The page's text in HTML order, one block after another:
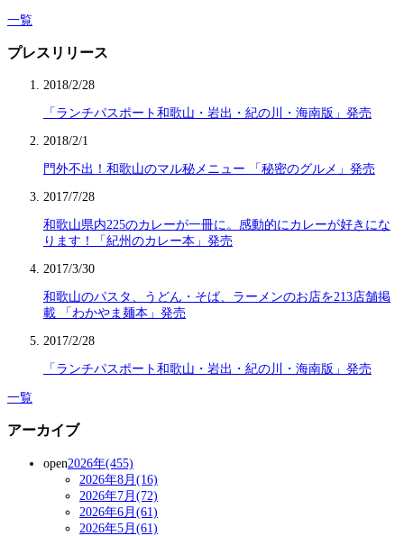
一覧
プレスリリース
2018/2/28
「ランチパスポート和歌山・岩出・紀の川・海南版」発売
2018/2/1
門外不出！和歌山のマル秘メニュー 「秘密のグルメ」発売
2017/7/28
和歌山県内225のカレーが一冊に。感動的にカレーが好きにな
ります！「紀州のカレー本」発売
2017/3/30
和歌山のパスタ、うどん・そば、ラーメンのお店を213店舗掲
載 「わかやま麺本」発売
2017/2/28
「ランチパスポート和歌山・岩出・紀の川・海南版」発売
一覧
アーカイブ
open2026年(455)
2026年8月(16)
2026年7月(72)
2026年6月(61)
2026年5月(61)